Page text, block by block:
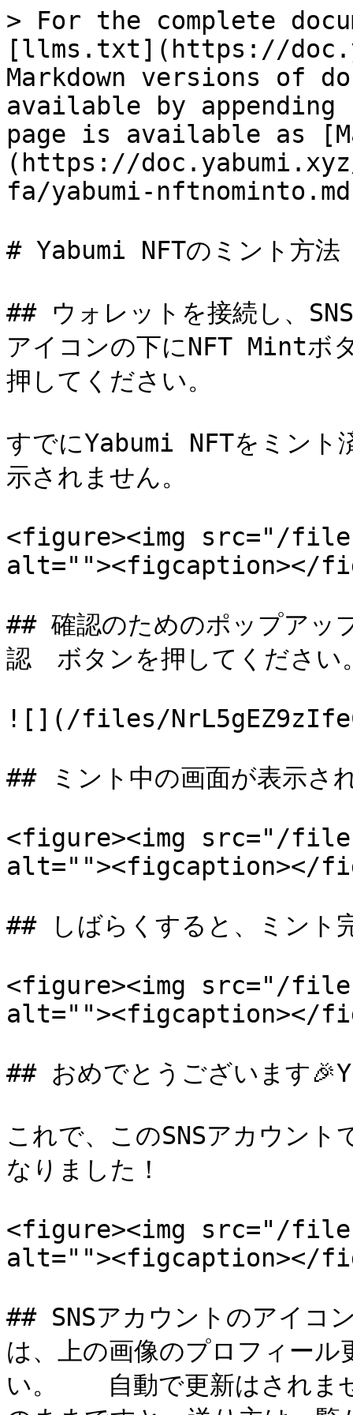
> For the complete
[llms.txt](https://
Markdown versions of
available by
page is available as
(https://
fa/yabumi-
# Yabumi NFTのミント方法
## ウォレットを接続し、
アイコンの下にNFT Mintボ
押してください。
すでにYabumi NFTをミント
示されません。
<figure><img src="/files/
alt=""><figcaption></
## 確認のためのポップアッ
認　ボタンを押してください
![](/files/
## ミント中の画面が表示さ
<figure><img src="/files/
alt=""><figcaption></
## しばらくすると、ミント
<figure><img src="/files/
alt=""><figcaption></
## おめでとうございます
これで、このSNSアカウン
なりました！
<figure><img src="/
alt=""><figcaption></
## SNSアカウントのアイコ
は、上の画像のプロフィー
い。　　自動で更新はされ